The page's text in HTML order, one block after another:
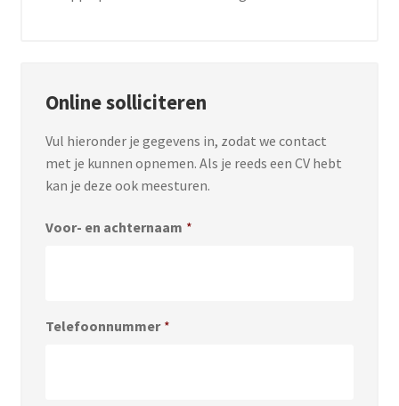
Online solliciteren
Vul hieronder je gegevens in, zodat we contact
met je kunnen opnemen. Als je reeds een CV hebt
kan je deze ook meesturen.
Voor- en achternaam *
Telefoonnummer *